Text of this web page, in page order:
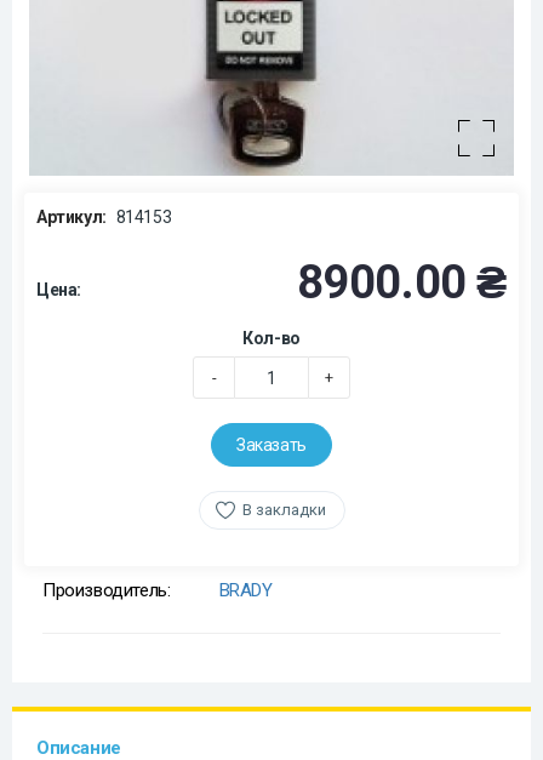
Артикул: 814153
Цена: 8900.00 ₴
Кол-во
- +
Заказать
В закладки
Производитель: BRADY
Описание